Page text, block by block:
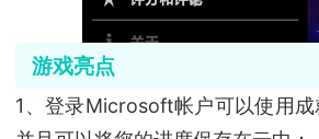
游戏亮点
1、登录Microsoft帐户可以使用成